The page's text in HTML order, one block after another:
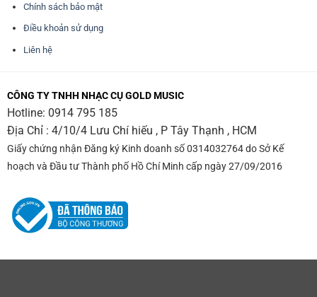
Chính sách bảo mật
Điều khoản sử dụng
Liên hệ
CÔNG TY TNHH NHẠC CỤ GOLD MUSIC
Hotline: 0914 795 185
Địa Chỉ : 4/10/4 Lưu Chí hiếu , P Tây Thạnh , HCM
Giấy chứng nhận Đăng ký Kinh doanh số 0314032764 do Sở Kế
hoạch và Đầu tư Thành phố Hồ Chí Minh cấp ngày 27/09/2016